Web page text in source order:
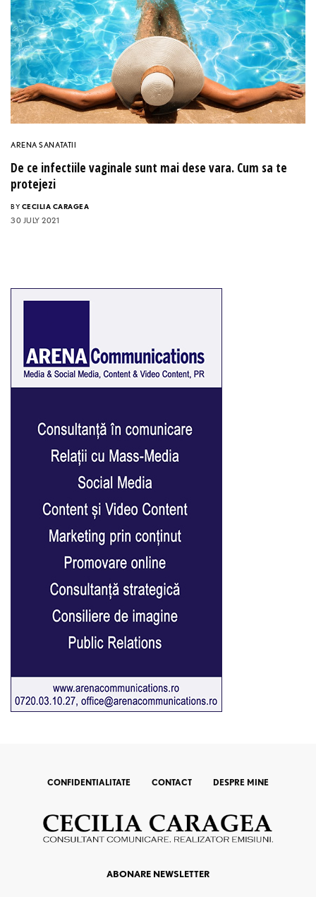
ARENA SANATATII
De ce infectiile vaginale sunt mai dese vara. Cum sa te
protejezi
BY CECILIA CARAGEA
30 JULY 2021
CONFIDENTIALITATE CONTACT DESPRE MINE
ABONARE NEWSLETTER